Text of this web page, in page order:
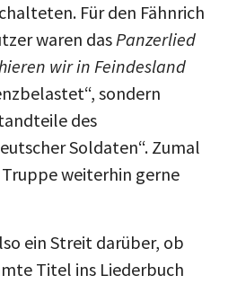
Für den Fähnrich
waren dasPanzerlied
wir in Feindesland
sondern
des
Soldaten“. Zumal
weiterhin gerne
ein Streit darüber, ob
Titel ins Liederbuch